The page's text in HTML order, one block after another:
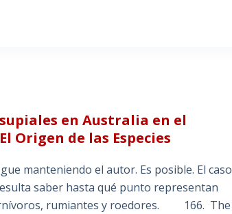
en Australia en el
Origen de las Especies
manteniendo el autor. Es posible. El caso
saber hasta qué punto representan
rumiantes y roedores. 166. The